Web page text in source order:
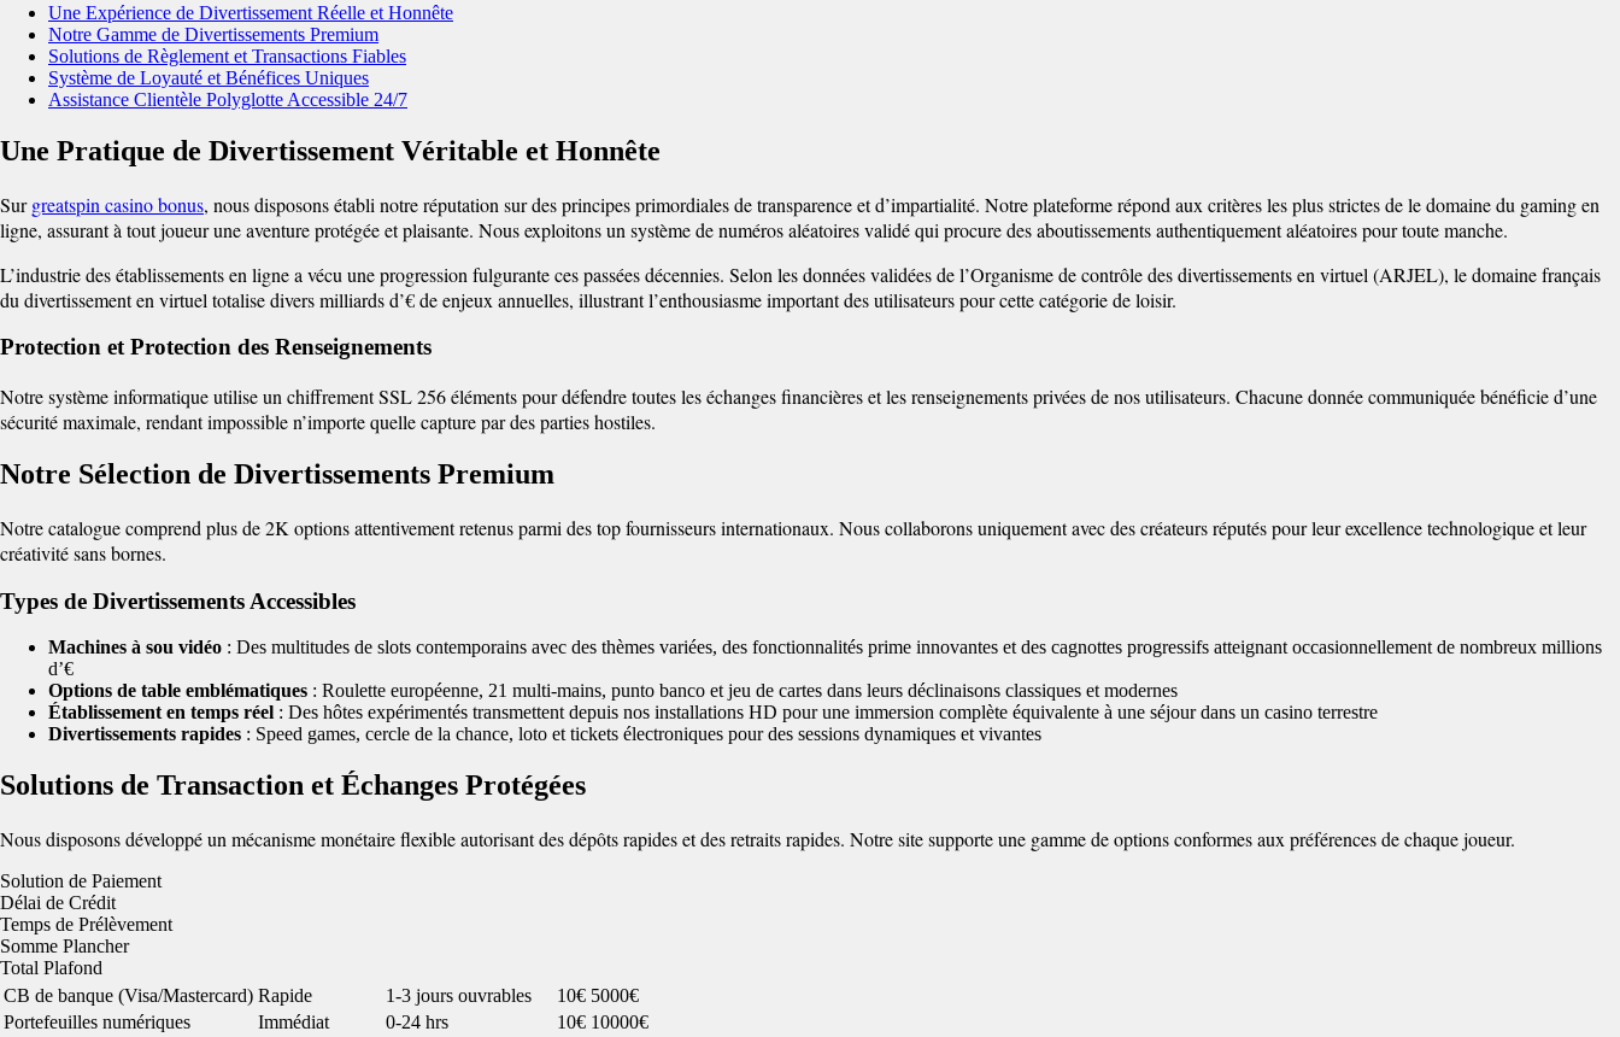
Une Expérience de Divertissement Réelle et Honnête
Notre Gamme de Divertissements Premium
Solutions de Règlement et Transactions Fiables
Système de Loyauté et Bénéfices Uniques
Assistance Clientèle Polyglotte Accessible 24/7
Une Pratique de Divertissement Véritable et Honnête
Surgreatspin casino bonus, nous disposons établi notre réputation sur des principes primordiales de transparence et d’impartialité. Notre plateforme répond aux critères les plus strictes de le domaine du gaming en
ligne, assurant à tout joueur une aventure protégée et plaisante. Nous exploitons un système de numéros aléatoires validé qui procure des aboutissements authentiquement aléatoires pour toute manche.
L’industrie des établissements en ligne a vécu une progression fulgurante ces passées décennies. Selon les données validées de l’Organisme de contrôle des divertissements en virtuel (ARJEL), le domaine français
du divertissement en virtuel totalise divers milliards d’€ de enjeux annuelles, illustrant l’enthousiasme important des utilisateurs pour cette catégorie de loisir.
Protection et Protection des Renseignements
Notre système informatique utilise un chiffrement SSL 256 éléments pour défendre toutes les échanges financières et les renseignements privées de nos utilisateurs. Chacune donnée communiquée bénéficie d’une
sécurité maximale, rendant impossible n’importe quelle capture par des parties hostiles.
Notre Sélection de Divertissements Premium
Notre catalogue comprend plus de 2K options attentivement retenus parmi des top fournisseurs internationaux. Nous collaborons uniquement avec des créateurs réputés pour leur excellence technologique et leur
créativité sans bornes.
Types de Divertissements Accessibles
Machines à sou vidéo : Des multitudes de slots contemporains avec des thèmes variées, des fonctionnalités prime innovantes et des cagnottes progressifs atteignant occasionnellement de nombreux millions
d’€
Options de table emblématiques : Roulette européenne, 21 multi-mains, punto banco et jeu de cartes dans leurs déclinaisons classiques et modernes
Établissement en temps réel : Des hôtes expérimentés transmettent depuis nos installations HD pour une immersion complète équivalente à une séjour dans un casino terrestre
Divertissements rapides : Speed games, cercle de la chance, loto et tickets électroniques pour des sessions dynamiques et vivantes
Solutions de Transaction et Échanges Protégées
Nous disposons développé un mécanisme monétaire flexible autorisant des dépôts rapides et des retraits rapides. Notre site supporte une gamme de options conformes aux préférences de chaque joueur.
Solution de Paiement
Délai de Crédit
Temps de Prélèvement
Somme Plancher
Total Plafond
CB de banque (Visa/Mastercard) Rapide 1-3 jours ouvrables 10€ 5000€
Portefeuilles numériques
Immédiat 0-24 hrs 10€ 10000€